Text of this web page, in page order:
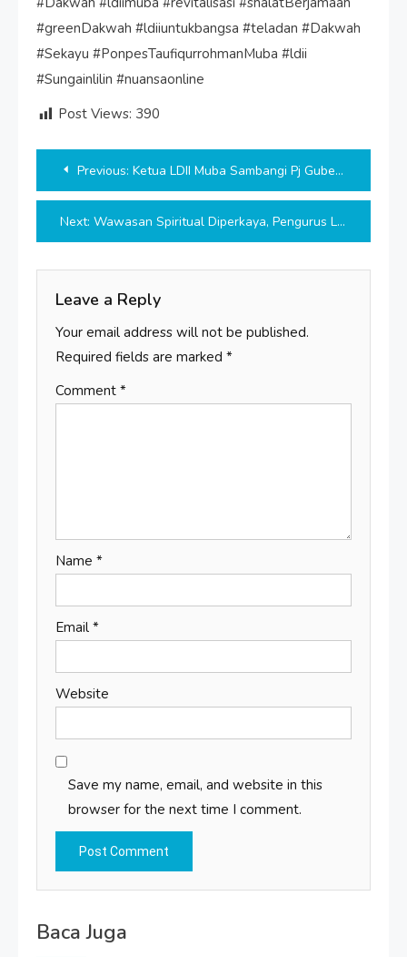
#greenDakwah #ldiiuntukbangsa #teladan #Dakwah
#Sekayu #PonpesTaufiqurrohmanMuba #ldii
#Sungainlilin #nuansaonline
Post Views: 390
Post
navigation
Previous: Ketua LDII Muba Sambangi Pj Gubernur Sumsel
Next: Wawasan Spiritual Diperkaya, Pengurus LDII Muba Ikuti Pengajian Bulanan
Leave a Reply
Your email address will not be published.
Required fields are marked *
Comment *
Name *
Email *
Website
Save my name, email, and website in this
browser for the next time I comment.
Baca Juga